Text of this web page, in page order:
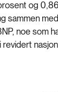
og
sammen
noe som